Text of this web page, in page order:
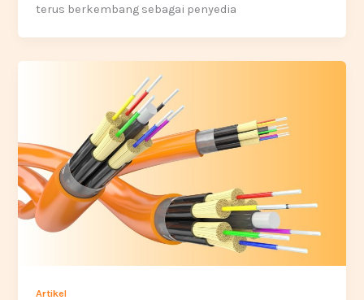
terus berkembang sebagai penyedia
Artikel